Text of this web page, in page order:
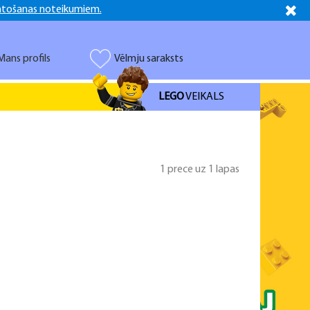
noteikumiem.
Vēlmju saraksts
profils
LEGOVEIKALS
1 prece uz 1 lapas